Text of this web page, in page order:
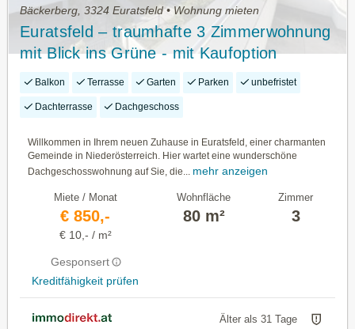
Bäckerberg, 3324 Euratsfeld • Wohnung mieten
Euratsfeld – traumhafte 3 Zimmerwohnung
mit Blick ins Grüne - mit Kaufoption
Balkon Terrasse Garten Parken unbefristet
Dachterrasse Dachgeschoss
Willkommen in Ihrem neuen Zuhause in Euratsfeld, einer charmanten
Gemeinde in Niederösterreich. Hier wartet eine wunderschöne
Dachgeschosswohnung auf Sie, die... mehr anzeigen
Miete / Monat
€ 850,-
€ 10,- / m²
Gesponsert
Kreditfähigkeit prüfen
Wohnfläche
80 m²
Zimmer
3
Älter als 31 Tage